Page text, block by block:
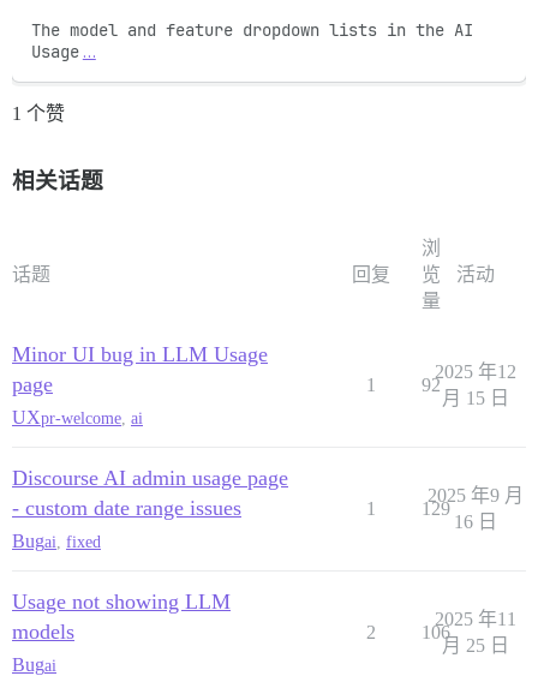
The model and feature dropdown lists in the AI
Usage …
1 个赞
相关话题
话题 回复
浏
览
量
活动
Minor UI bug in LLM Usage
page
UXpr-welcome ai
1 92
2025 年12
月 15 日
Discourse AI admin usage page
- custom date range issues
Bugai fixed
1 129
2025 年9 月
16 日
Usage not showing LLM
models
Bugai
2 106
2025 年11
月 25 日